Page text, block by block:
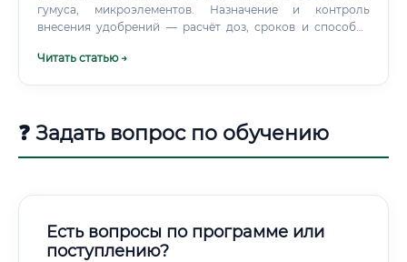
гумуса, микроэлементов. Назначение и контроль
внесения удобрений — расчёт доз, сроков и способов
Читать статью →
❓ Задать вопрос по обучению
Есть вопросы по программе или
поступлению?